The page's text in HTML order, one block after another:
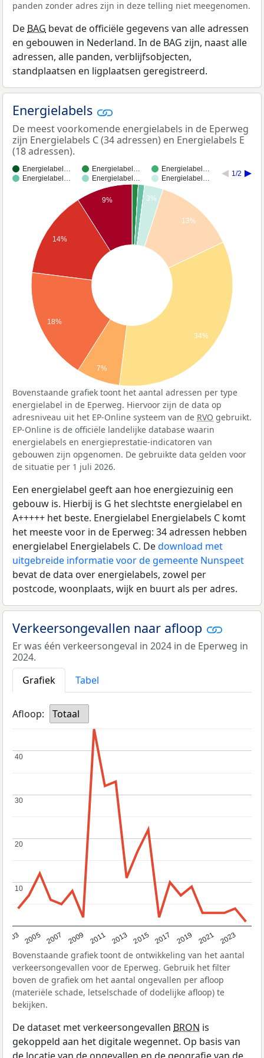
panden zonder adres zijn in deze telling niet meegenomen.
De BAG bevat de officiële gegevens van alle adressen
en gebouwen in Nederland. In de BAG zijn, naast alle
adressen, alle panden, verblijfsobjecten,
standplaatsen en ligplaatsen geregistreerd.
Energielabels
De meest voorkomende energielabels in de Eperweg
zijn Energielabels C (34 adressen) en Energielabels E
(18 adressen).
Energielabel… Energielabel…
Energielabel…
Energielabel…
Energielabel… Energielabel…
1/2
3%
13%
9%
14%
18%
7%
34%
Bovenstaande grafiek toont het aantal adressen per type
energielabel in de Eperweg. Hiervoor zijn de data op
adresniveau uit het EP-Online systeem van de RVO gebruikt.
EP-Online is de officiële landelijke database waarin
energielabels en energieprestatie-indicatoren van
gebouwen zijn opgenomen. De gebruikte data gelden voor
de situatie per 1 juli 2026.
Een energielabel geeft aan hoe energiezuinig een
gebouw is. Hierbij is G het slechtste energielabel en
A+++++ het beste. Energielabel Energielabels C komt
het meeste voor in de Eperweg: 34 adressen hebben
energielabel Energielabels C. Dedownload met
uitgebreide informatie voor de gemeente Nunspeet
bevat de data over energielabels, zowel per
postcode, woonplaats, wijk en buurt als per adres.
Verkeersongevallen naar afloop
Er was één verkeersongeval in 2024 in de Eperweg in
2024.
Grafiek
Tabel
Afloop: Totaal
2003 2005 2007 2009 2011 2013 2015 2017 2019 2021 2023
10
10
20
20
30
30
40
40
Bovenstaande grafiek toont de ontwikkeling van het aantal
verkeersongevallen voor de Eperweg. Gebruik het filter
boven de grafiek om het aantal ongevallen per afloop
(materiële schade, letselschade of dodelijke afloop) te
bekijken.
De dataset met verkeersongevallen BRON is
gekoppeld aan het digitale wegennet. Op basis van